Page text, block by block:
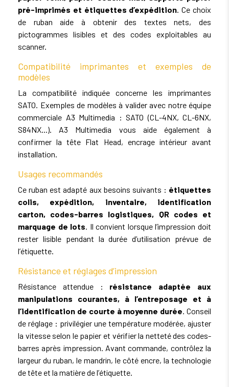
pré-imprimés et étiquettes d’expédition . Ce choix
de ruban aide à obtenir des textes nets, des
pictogrammes lisibles et des codes exploitables au
scanner.
Compatibilité imprimantes et exemples de
modèles
La compatibilité indiquée concerne les imprimantes
SATO. Exemples de modèles à valider avec notre équipe
commerciale A3 Multimedia : SATO (CL-4NX, CL-6NX,
S84NX...). A3 Multimedia vous aide également à
confirmer la tête Flat Head, encrage intérieur avant
installation.
Usages recommandés
Ce ruban est adapté aux besoins suivants : étiquettes
colis, expédition, inventaire, identification
carton, codes-barres logistiques, QR codes et
marquage de lots . Il convient lorsque l’impression doit
rester lisible pendant la durée d’utilisation prévue de
l’étiquette.
Résistance et réglages d’impression
Résistance attendue : résistance adaptée aux
manipulations courantes, à l’entreposage et à
l’identification de courte à moyenne durée . Conseil
de réglage : privilégier une température modérée, ajuster
la vitesse selon le papier et vérifier la netteté des codes-
barres après impression. Avant commande, contrôlez la
largeur du ruban, le mandrin, le côté encre, la technologie
de tête et la matière de l’étiquette.